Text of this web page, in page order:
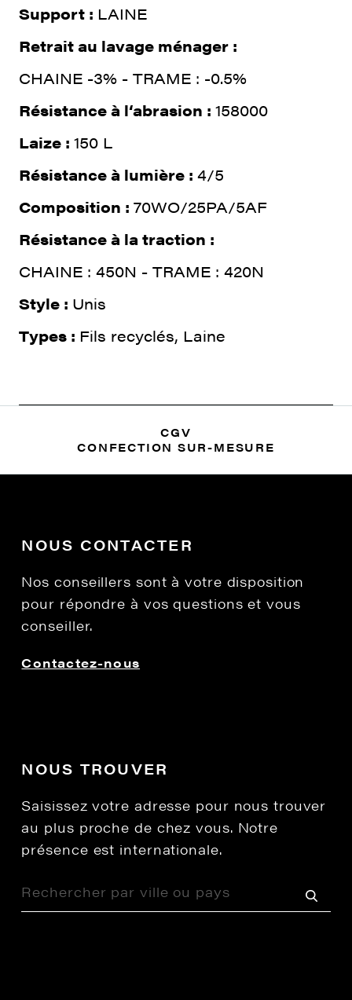
Support : LAINE
Retrait au lavage ménager :
CHAINE -3% - TRAME : -0.5%
Résistance à l‘abrasion : 158000
Laize : 150 L
Résistance à lumière : 4/5
Composition : 70WO/25PA/5AF
Résistance à la traction :
CHAINE : 450N - TRAME : 420N
Style : Unis
Types : Fils recyclés, Laine
CGV
CONFECTION SUR-MESURE
NOUS CONTACTER
Nos conseillers sont à votre disposition
pour répondre à vos questions et vous
conseiller.
Contactez-nous
NOUS TROUVER
Saisissez votre adresse pour nous trouver
au plus proche de chez vous. Notre
présence est internationale.